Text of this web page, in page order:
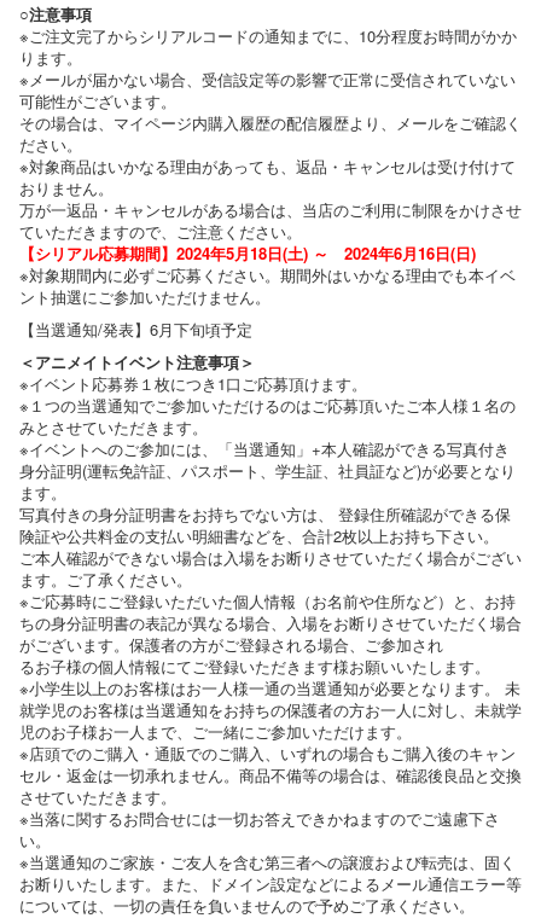
○注意事項
※ご注文完了からシリアルコードの通知までに、10分程度お時間がかか
ります。
※メールが届かない場合、受信設定等の影響で正常に受信されていない
可能性がございます。
その場合は、マイページ内購入履歴の配信履歴より、メールをご確認く
ださい。
※対象商品はいかなる理由があっても、返品・キャンセルは受け付けて
おりません。
万が一返品・キャンセルがある場合は、当店のご利用に制限をかけさせ
ていただきますので、ご注意ください。
【シリアル応募期間】2024年5月18日(土) ～ 2024年6月16日(日)
※対象期間内に必ずご応募ください。期間外はいかなる理由でも本イベ
ント抽選にご参加いただけません。
【当選通知/発表】6月下旬頃予定
＜アニメイトイベント注意事項＞
※イベント応募券１枚につき1口ご応募頂けます。
※１つの当選通知でご参加いただけるのはご応募頂いたご本人様１名の
みとさせていただきます。
※イベントへのご参加には、「当選通知」+本人確認ができる写真付き
身分証明(運転免許証、パスポート、学生証、社員証など)が必要となり
ます。
写真付きの身分証明書をお持ちでない方は、 登録住所確認ができる保
険証や公共料金の支払い明細書などを、合計2枚以上お持ち下さい。
ご本人確認ができない場合は入場をお断りさせていただく場合がござい
ます。ご了承ください。
※ご応募時にご登録いただいた個人情報（お名前や住所など）と、お持
ちの身分証明書の表記が異なる場合、入場をお断りさせていただく場合
がございます。保護者の方がご登録される場合、ご参加され
るお子様の個人情報にてご登録いただきます様お願いいたします。
※小学生以上のお客様はお一人様一通の当選通知が必要となります。 未
就学児のお客様は当選通知をお持ちの保護者の方お一人に対し、未就学
児のお子様お一人まで、ご一緒にご参加いただけます。
※店頭でのご購入・通販でのご購入、いずれの場合もご購入後のキャン
セル・返金は一切承れません。商品不備等の場合は、確認後良品と交換
させていただきます。
※当落に関するお問合せには一切お答えできかねますのでご遠慮下さ
い。
※当選通知のご家族・ご友人を含む第三者への譲渡および転売は、固く
お断りいたします。また、ドメイン設定などによるメール通信エラー等
については、一切の責任を負いませんので予めご了承ください。